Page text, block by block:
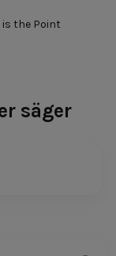
is the Point
säger